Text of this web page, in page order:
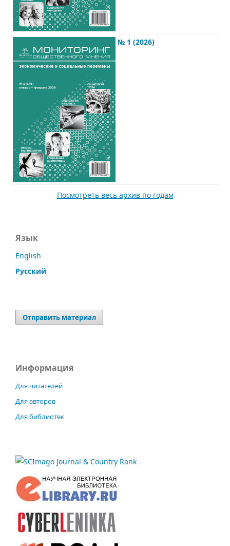
№ 1 (2026)
Посмотреть весь архив по годам
Язык
English
Русский
Отправить материал
Информация
Для читателей
Для авторов
Для библиотек